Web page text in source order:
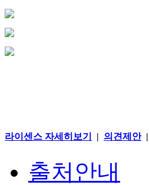
라이센스 자세히보기 | 의견제안|
출처안내